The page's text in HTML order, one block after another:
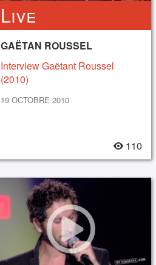
Live
GAËTAN ROUSSEL
Interview Gaëtant Roussel
(2010)
19 OCTOBRE 2010
110